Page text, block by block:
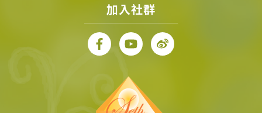
加入社群